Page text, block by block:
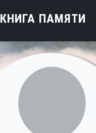
КНИГА ПАМЯТИ